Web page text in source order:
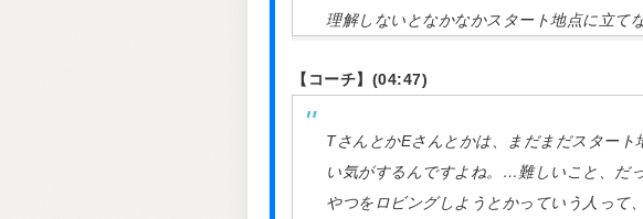
理解しないとなかなかスタート地点に立てな
【コーチ】(04:47)
TさんとかEさんとかは、まだまだスタート
い気がするんですよね。…難しいこと、だ
やつをロビングしようとかっていう人って